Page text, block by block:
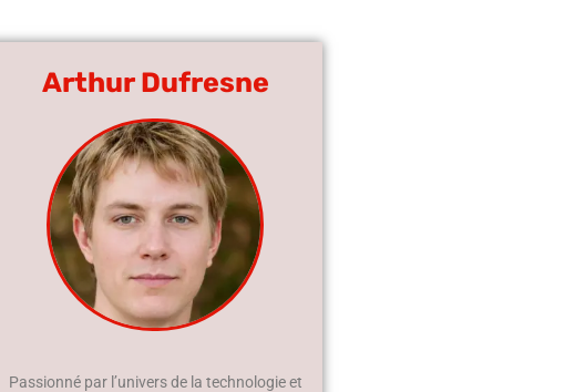
Arthur Dufresne
Passionné par l’univers de la technologie et